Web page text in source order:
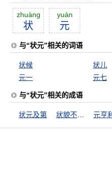
zhuàng
状
yuán
元
与“状元”相关的词语
状候 状儿
元一
元七
与“状元”相关的成语
状元及第 元亨